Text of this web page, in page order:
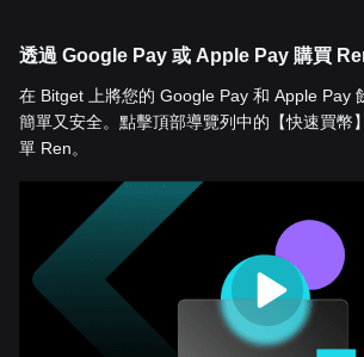
透過 Google Pay 或 Apple Pay 購買
在 Bitget 上將您的 Google Pay 和 Apple Pay
簡單又安全。點擊頂部導覽列中的【快速買幣
單 Ren。